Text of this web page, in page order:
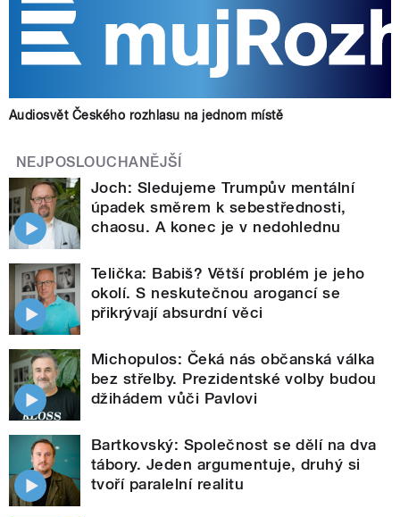
Audiosvět Českého rozhlasu na jednom místě
NEJPOSLOUCHANĚJŠÍ
Joch: Sledujeme Trumpův mentální
úpadek směrem k sebestřednosti,
chaosu. A konec je v nedohlednu
Telička: Babiš? Větší problém je jeho
okolí. S neskutečnou arogancí se
přikrývají absurdní věci
Michopulos: Čeká nás občanská válka
bez střelby. Prezidentské volby budou
džihádem vůči Pavlovi
Bartkovský: Společnost se dělí na dva
tábory. Jeden argumentuje, druhý si
tvoří paralelní realitu